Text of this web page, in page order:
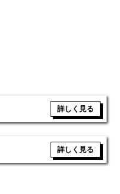
詳しく見る
詳しく見る